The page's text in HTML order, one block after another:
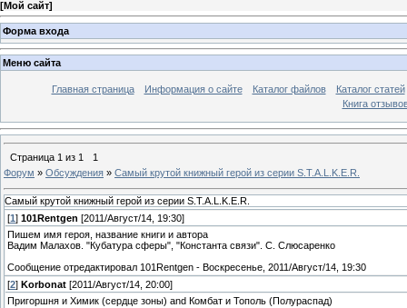
[Мой сайт]
Форма входа
Меню сайта
Главная страница Информация о сайте Каталог файлов
Каталог статей
Книга
Страница 1 из 1
1
Форум » Обсуждения » Самый крутой книжный герой из серии S.T.A.L.K.E.R.
Самый крутой книжный герой из серии S.T.A.L.K.E.R.
[1 ] 101Rentgen [2011/Август/14, 19:30]
Пишем имя героя, название книги и автора
Вадим Малахов. "Кубатура сферы", "Константа связи". С. Слюсаренко
Сообщение отредактировал 101Rentgen - Воскресенье, 2011/Август/14, 19:30
[2] Korbonat [2011/Август/14, 20:00]
Пригоршня и Химик (сердце зоны) and Комбат и Тополь (Полураспад)